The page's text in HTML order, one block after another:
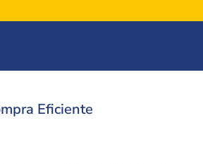
Eficiente